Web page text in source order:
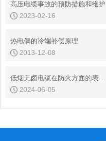
高压电缆事故的预防措施和维护
2023-02-16
热电偶的冷端补偿原理
2013-12-08
低烟无卤电缆在防火方面的表现如何？
2024-06-05